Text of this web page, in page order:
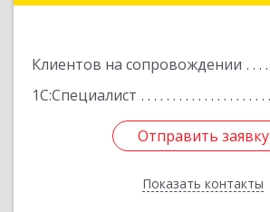
Клиентов на сопровождении
1С:Специалист
Отправить заявку
Показать контакты
Отправить заявку
Назад